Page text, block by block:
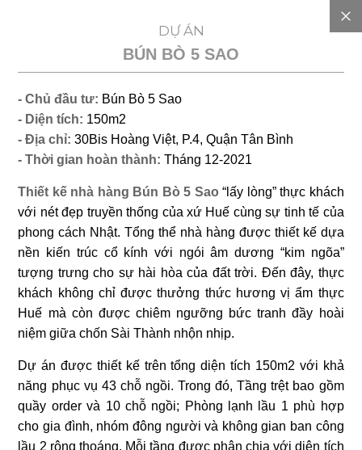
DỰ ÁN
BÚN BÒ 5 SAO
- Chủ đầu tư: Bún Bò 5 Sao
- Diện tích: 150m2
- Địa chỉ: 30Bis Hoàng Việt, P.4, Quận Tân Bình
- Thời gian hoàn thành: Tháng 12-2021
Thiết kế nhà hàng Bún Bò 5 Sao “lấy lòng” thực khách
với nét đẹp truyền thống của xứ Huế cùng sự tinh tế của
phong cách Nhật. Tổng thể nhà hàng được thiết kế dựa
nền kiến trúc cổ kính với ngói âm dương “kim ngõa”
tượng trưng cho sự hài hòa của đất trời. Đến đây, thực
khách không chỉ được thưởng thức hương vị ẩm thực
Huế mà còn được chiêm ngưỡng bức tranh đầy hoài
niệm giữa chốn Sài Thành nhộn nhịp.
Dự án được thiết kế trên tổng diện tích 150m2 với khả
năng phục vụ 43 chỗ ngồi. Trong đó, Tầng trệt bao gồm
quầy order và 10 chỗ ngồi; Phòng lạnh lầu 1 phù hợp
cho gia đình, nhóm đông người và không gian ban công
lầu 2 rộng thoáng. Mỗi tầng được phân chia với diện tích
GIỚI
DỰ
TOÁN
CHI
PHÍ
DỰ
ÁN
NHÀ
01 02